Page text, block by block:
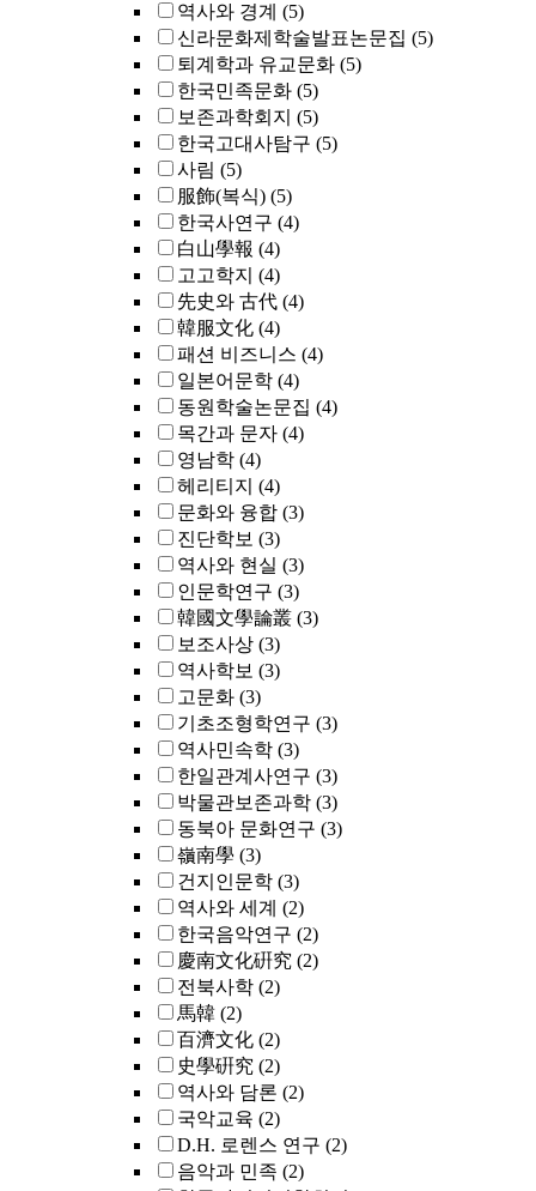
역사와 경계 (5)
신라문화제학술발표논문집 (5)
퇴계학과 유교문화 (5)
한국민족문화 (5)
보존과학회지 (5)
한국고대사탐구 (5)
사림 (5)
服飾(복식) (5)
한국사연구 (4)
白山學報 (4)
고고학지 (4)
先史와 古代 (4)
韓服文化 (4)
패션 비즈니스 (4)
일본어문학 (4)
동원학술논문집 (4)
목간과 문자 (4)
영남학 (4)
헤리티지 (4)
문화와 융합 (3)
진단학보 (3)
역사와 현실 (3)
인문학연구 (3)
韓國文學論叢 (3)
보조사상 (3)
역사학보 (3)
고문화 (3)
기초조형학연구 (3)
역사민속학 (3)
한일관계사연구 (3)
박물관보존과학 (3)
동북아 문화연구 (3)
嶺南學 (3)
건지인문학 (3)
역사와 세계 (2)
한국음악연구 (2)
慶南文化硏究 (2)
전북사학 (2)
馬韓 (2)
百濟文化 (2)
史學硏究 (2)
역사와 담론 (2)
국악교육 (2)
D.H. 로렌스 연구 (2)
음악과 민족 (2)